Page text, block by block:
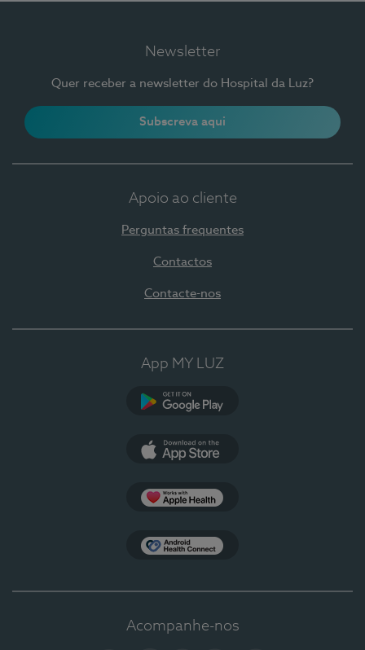
Newsletter
Quer receber a newsletter do Hospital da Luz?
Subscreva aqui
Apoio ao cliente
Perguntas frequentes
Contactos
Contacte-nos
App MY LUZ
Acompanhe-nos